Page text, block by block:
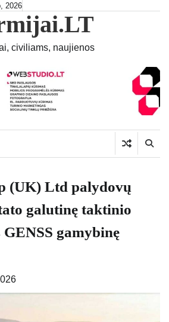
2026
civiliams, naujienos
(UK) Ltd palydovų
galutinę taktinio
gamybinę